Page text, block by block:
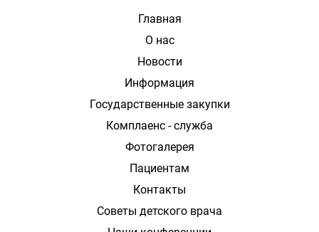
Главная
О нас
Новости
Информация
Государственные закупки
Комплаенс - служба
Фотогалерея
Пациентам
Контакты
Советы детского врача